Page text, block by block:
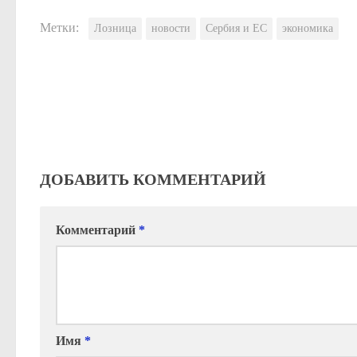
Метки: Лозница новости Сербия и ЕС экономика
ДОБАВИТЬ КОММЕНТАРИЙ
Комментарий *
Имя *